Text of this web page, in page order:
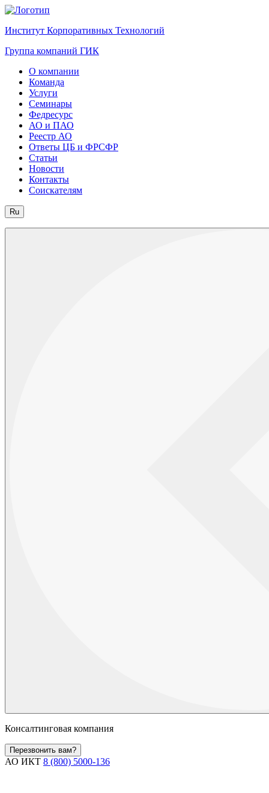
Институт Корпоративных Технологий
Группа компаний ГИК
О компании
Команда
Услуги
Семинары
Федресурс
АО и ПАО
Реестр АО
Ответы ЦБ и ФРСФР
Статьи
Новости
Контакты
Соискателям
Ru
Консалтинговая компания
Перезвонить вам?
АО ИКТ 8 (800) 5000-136